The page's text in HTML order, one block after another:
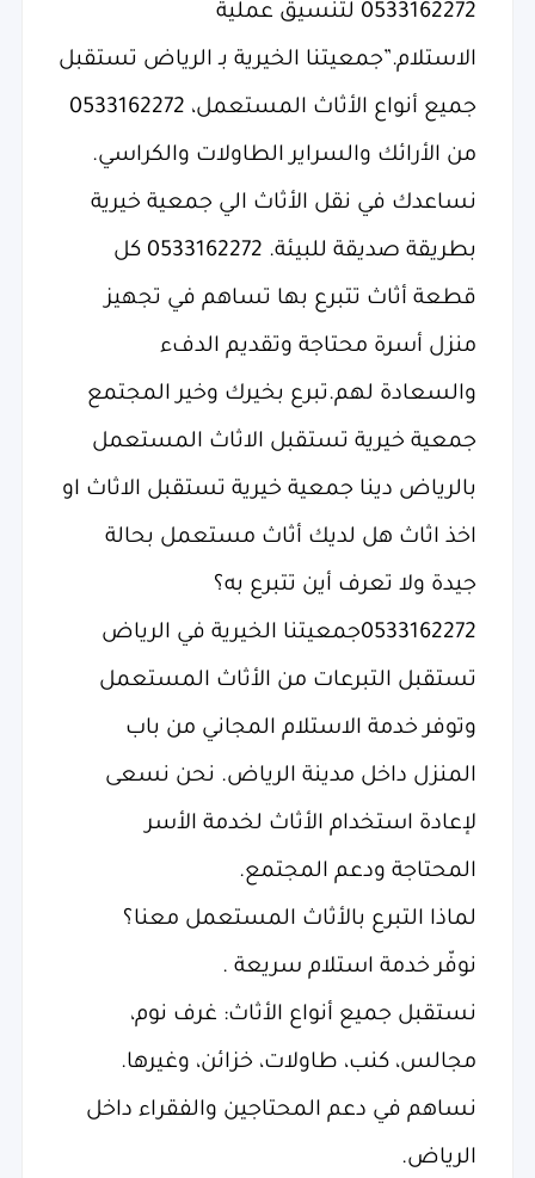
0533162272 لتنسيق عملية
الاستلام.”جمعيتنا الخيرية بـ الرياض تستقبل
جميع أنواع الأثاث المستعمل، 0533162272
من الأرائك والسراير الطاولات والكراسي.
نساعدك في نقل الأثاث الي جمعية خيرية
بطريقة صديقة للبيئة. 0533162272 كل
قطعة أثاث تتبرع بها تساهم في تجهيز
منزل أسرة محتاجة وتقديم الدفء
والسعادة لهم.تبرع بخيرك وخير المجتمع
جمعية خيرية تستقبل الاثاث المستعمل
بالرياض دينا جمعية خيرية تستقبل الاثاث او
اخذ اثاث هل لديك أثاث مستعمل بحالة
جيدة ولا تعرف أين تتبرع به؟
0533162272جمعيتنا الخيرية في الرياض
تستقبل التبرعات من الأثاث المستعمل
وتوفر خدمة الاستلام المجاني من باب
المنزل داخل مدينة الرياض. نحن نسعى
لإعادة استخدام الأثاث لخدمة الأسر
المحتاجة ودعم المجتمع.
لماذا التبرع بالأثاث المستعمل معنا؟
نوفّر خدمة استلام سريعة .
نستقبل جميع أنواع الأثاث: غرف نوم،
مجالس، كنب، طاولات، خزائن، وغيرها.
نساهم في دعم المحتاجين والفقراء داخل
الرياض.